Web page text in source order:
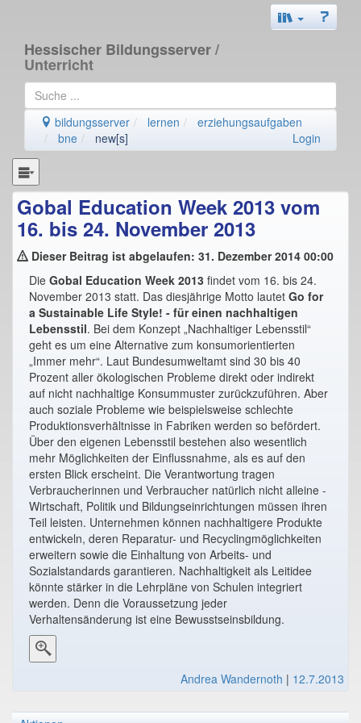
Hessischer Bildungsserver/
Unterricht
bildungsserver lernen
erziehungsaufgaben
bne
new[s] Login
Gobal Education Week 2013 vom
16. bis 24. November 2013
Dieser Beitrag ist abgelaufen: 31. Dezember 2014 00:00
Die Gobal Education Week 2013 findet vom 16. bis 24.
November 2013 statt. Das diesjährige Motto lautet Go for
a Sustainable Life Style! - für einen nachhaltigen
Lebensstil. Bei dem Konzept „Nachhaltiger Lebensstil“
geht es um eine Alternative zum konsumorientierten
„Immer mehr“. Laut Bundesumweltamt sind 30 bis 40
Prozent aller ökologischen Probleme direkt oder indirekt
auf nicht nachhaltige Konsummuster zurückzuführen. Aber
auch soziale Probleme wie beispielsweise schlechte
Produktionsverhältnisse in Fabriken werden so befördert.
Über den eigenen Lebensstil bestehen also wesentlich
mehr Möglichkeiten der Einflussnahme, als es auf den
ersten Blick erscheint. Die Verantwortung tragen
Verbraucherinnen und Verbraucher natürlich nicht alleine -
Wirtschaft, Politik und Bildungseinrichtungen müssen ihren
Teil leisten. Unternehmen können nachhaltigere Produkte
entwickeln, deren Reparatur- und Recyclingmöglichkeiten
erweitern sowie die Einhaltung von Arbeits- und
Sozialstandards garantieren. Nachhaltigkeit als Leitidee
könnte stärker in die Lehrpläne von Schulen integriert
werden. Denn die Voraussetzung jeder
Verhaltensänderung ist eine Bewusstseinsbildung.
Andrea Wandernoth | 12.7.2013